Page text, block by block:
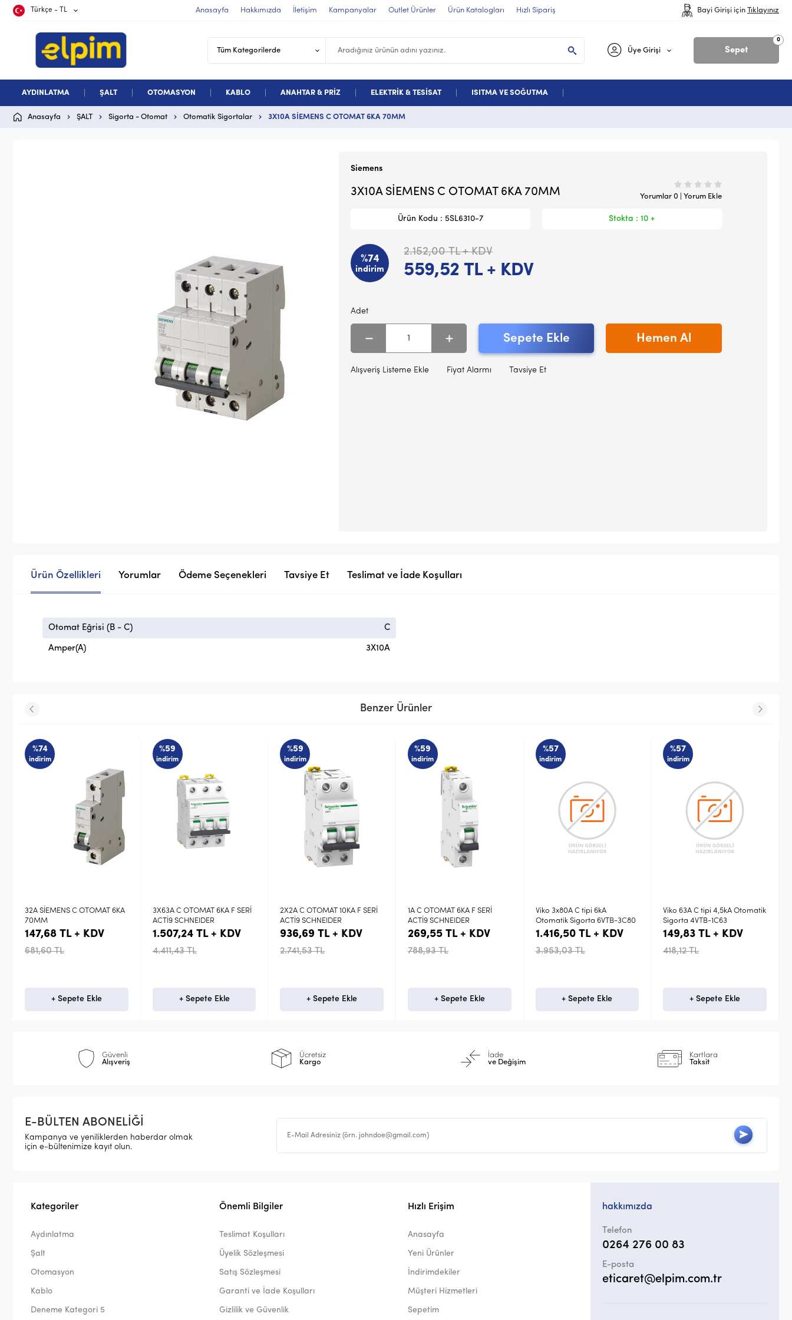
Türkçe - TL Anasayfa Hakkımızda İletişim Kampanyalar Outlet Ürünler Ürün Katalogları Hızlı Sipariş Bayi Girişi için Tıklayınız
Sepet
0
Üye Girişi
AYDINLATMA ŞALT OTOMASYON KABLO ANAHTAR & PRİZ ELEKTRİK & TESİSAT ISITMA VE SOĞUTMA
Anasayfa ŞALT Sigorta - Otomat Otomatik Sigortalar 3X10A SİEMENS C OTOMAT 6KA 70MM
Siemens
3X10A SİEMENS C OTOMAT 6KA 70MM Yorumlar 0 | Yorum Ekle
Ürün Kodu : 5SL6310-7 Stokta : 10 +
%74
indirim
2.152,00TL + KDV
559,52 TL + KDV
Adet
Sepete Ekle Hemen Al
Alışveriş Listeme Ekle Fiyat Alarmı Tavsiye Et
Ürün Özellikleri Yorumlar Ödeme Seçenekleri Tavsiye Et Teslimat ve İade Koşulları
Otomat Eğrisi (B - C) C
Amper(A) 3X10A
Benzer Ürünler
%74
indirim
32A SİEMENS C OTOMAT 6KA
70MM
147,68 TL + KDV
681,60 TL
+ Sepete Ekle
%59
indirim
3X63A C OTOMAT 6KA F SERİ
ACTİ9 SCHNEIDER
1.507,24 TL + KDV
4.411,43 TL
+ Sepete Ekle
%59
indirim
2X2A C OTOMAT 10KA F SERİ
ACTİ9 SCHNEIDER
936,69 TL + KDV
2.741,53 TL
+ Sepete Ekle
%59
indirim
1A C OTOMAT 6KA F SERİ
ACTİ9 SCHNEIDER
269,55 TL + KDV
788,93 TL
+ Sepete Ekle
%57
indirim
Viko 3x80A C tipi 6kA
Otomatik Sigorta 6VTB-3C80
1.416,50 TL + KDV
3.953,03 TL
+ Sepete Ekle
%57
indirim
Viko 63A C tipi 4,5kA Otomatik
Sigorta 4VTB-1C63
149,83 TL + KDV
418,12 TL
+ Sepete Ekle
Güvenli
Alışveriş
Ücretsiz
Kargo
İade
ve Değişim
Kartlara
Taksit
E-BÜLTEN ABONELİĞİ
Kampanya ve yeniliklerden haberdar olmak
için e-bültenimize kayıt olun.
Kategoriler
Aydınlatma
Şalt
Otomasyon
Kablo
Deneme Kategori 5
Önemli Bilgiler
Teslimat Koşulları
Üyelik Sözleşmesi
Satış Sözleşmesi
Garanti ve İade Koşulları
Gizlilik ve Güvenlik
Hızlı Erişim
Anasayfa
Yeni Ürünler
İndirimdekiler
Müşteri Hizmetleri
Sepetim
hakkımızda
Telefon
0264 276 00 83
E-posta
eticaret@elpim.com.tr